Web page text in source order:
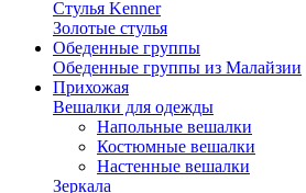
Стулья Kenner
Золотые стулья
Обеденные группы
Обеденные группы из Малайзии
Прихожая
Вешалки для одежды
Напольные вешалки
Костюмные вешалки
Настенные вешалки
Зеркала